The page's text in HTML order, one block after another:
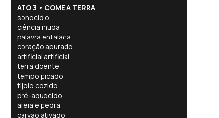
ATO 3 • COME A TERRA
sonocídio
ciência muda
palavra entalada
coração apurado
artificial artificial
terra doente
tempo picado
tijolo cozido
pré-aquecido
areia e pedra
carvão ativado